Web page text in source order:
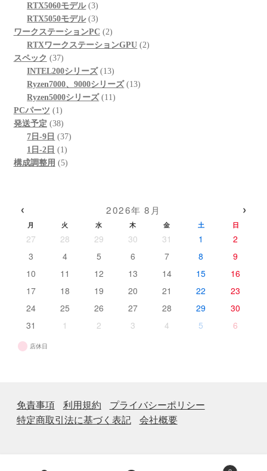
品
品
商
品
RTX5060モデル 33
個
の
商
RTX5050モデル 33
個
の
品
ワークステーションPC 22
個
商
品
RTXワークステーションGPU 22
スペック 3737
個
の
商
品
INTEL200シリーズ 1313
個
の
Ryzen7000、9000シリーズ 1313
Ryzen5000シリーズ 1111
PCパーツ 11
個
の
商
品
発送予定 3838
個
の
商
7日-9日 3737
1日-2日 11
個
構成調整用 55
‹ 2026年 8月 ›
月 火 水 木 金 土 日
27 28 29 30 31 1
2
3
4 5 6 7 8
9
10
11 12 13 14 15
16
17
18 19 20 21 22
23
24
25 26 27 28 29
30
31
1 2 3 4 5 6
店休日
免責事項 利用規約
プライバシーポリシー
特定商取引法に基づく表記
会社概要